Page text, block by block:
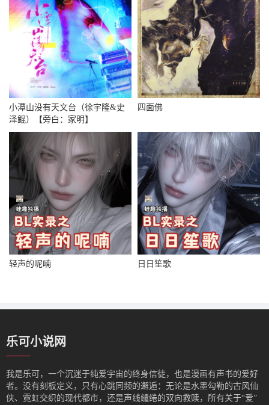
小潭山没有天文台（徐宇隆&史
泽鲲）【旁白：家明】
四面佛
轻声的呢喃 日日笙歌
乐可小说网
我是‌乐可，一个沉迷于纯爱宇宙的终身信徒，也是漫画有声书的爱好
者。没有刻板定义，只有心跳同频的邂逅：无论是水墨勾勒的古风仙
侠、霓虹交织的现代都市，还是声线缱绻的双向救赎，所有关于“爱”